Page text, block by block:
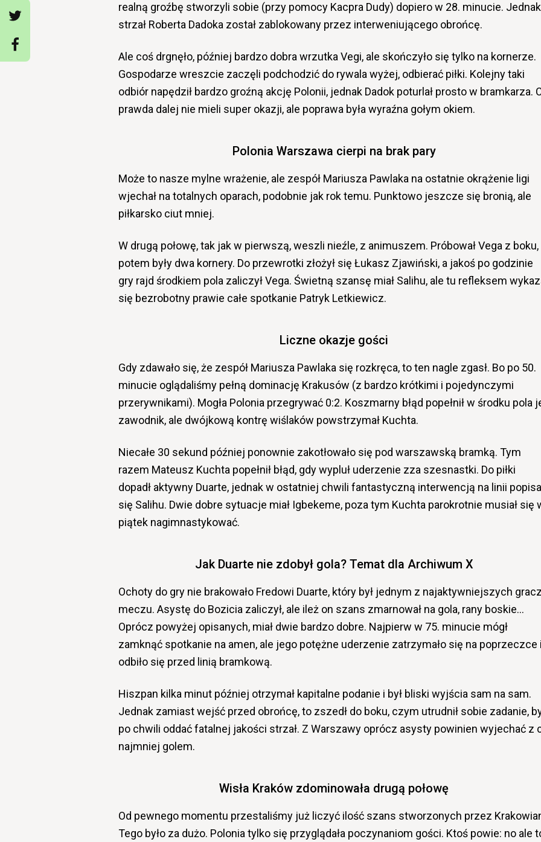
realną groźbę stworzyli sobie (przy pomocy Kacpra Dudy) dopiero w 28. minucie. Jednak
strzał Roberta Dadoka został zablokowany przez interweniującego obrońcę.
Ale coś drgnęło, później bardzo dobra wrzutka Vegi, ale skończyło się tylko na kornerze.
Gospodarze wreszcie zaczęli podchodzić do rywala wyżej, odbierać piłki. Kolejny taki
odbiór napędził bardzo groźną akcję Polonii, jednak Dadok poturlał prosto w bramkarza.
prawda dalej nie mieli super okazji, ale poprawa była wyraźna gołym okiem.
Polonia Warszawa cierpi na brak pary
Może to nasze mylne wrażenie, ale zespół Mariusza Pawlaka na ostatnie okrążenie ligi
wjechał na totalnych oparach, podobnie jak rok temu. Punktowo jeszcze się bronią, ale
piłkarsko ciut mniej.
W drugą połowę, tak jak w pierwszą, weszli nieźle, z animuszem. Próbował Vega z boku,
potem były dwa kornery. Do przewrotki złożył się Łukasz Zjawiński, a jakoś po godzinie
gry rajd środkiem pola zaliczył Vega. Świetną szansę miał Salihu, ale tu refleksem
się bezrobotny prawie całe spotkanie Patryk Letkiewicz.
Liczne okazje gości
Gdy zdawało się, że zespół Mariusza Pawlaka się rozkręca, to ten nagle zgasł. Bo po 50.
minucie oglądaliśmy pełną dominację Krakusów (z bardzo krótkimi i pojedynczymi
przerywnikami). Mogła Polonia przegrywać 0:2. Koszmarny błąd popełnił w środku pola
zawodnik, ale dwójkową kontrę wiślaków powstrzymał Kuchta.
Niecałe 30 sekund później ponownie zakotłowało się pod warszawską bramką. Tym
razem Mateusz Kuchta popełnił błąd, gdy wypluł uderzenie zza szesnastki. Do piłki
dopadł aktywny Duarte, jednak w ostatniej chwili fantastyczną interwencją na linii
się Salihu. Dwie dobre sytuacje miał Igbekeme, poza tym Kuchta parokrotnie musiał się
piątek nagimnastykować.
Jak Duarte nie zdobył gola? Temat dla Archiwum X
Ochoty do gry nie brakowało Fredowi Duarte, który był jednym z najaktywniejszych
meczu. Asystę do Bozicia zaliczył, ale ileż on szans zmarnował na gola, rany boskie…
Oprócz powyżej opisanych, miał dwie bardzo dobre. Najpierw w 75. minucie mógł
zamknąć spotkanie na amen, ale jego potężne uderzenie zatrzymało się na poprzeczce i
odbiło się przed linią bramkową.
Hiszpan kilka minut później otrzymał kapitalne podanie i był bliski wyjścia sam na sam.
Jednak zamiast wejść przed obrońcę, to zszedł do boku, czym utrudnił sobie zadanie,
po chwili oddać fatalnej jakości strzał. Z Warszawy oprócz asysty powinien wyjechać z
najmniej golem.
Wisła Kraków zdominowała drugą połowę
Od pewnego momentu przestaliśmy już liczyć ilość szans stworzonych przez
Tego było za dużo. Polonia tylko się przyglądała poczynaniom gości. Ktoś powie: no ale